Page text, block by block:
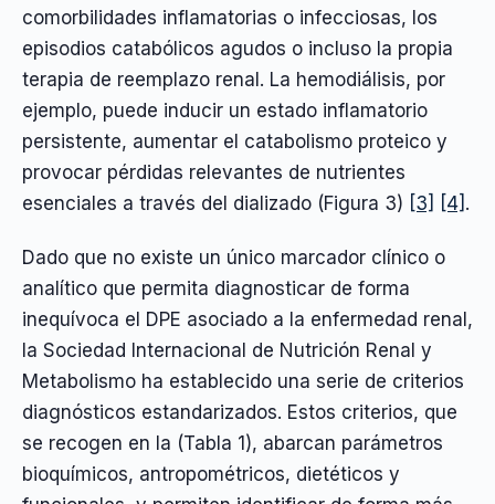
comorbilidades inflamatorias o infecciosas, los
episodios catabólicos agudos o incluso la propia
terapia de reemplazo renal. La hemodiálisis, por
ejemplo, puede inducir un estado inflamatorio
persistente, aumentar el catabolismo proteico y
provocar pérdidas relevantes de nutrientes
esenciales a través del dializado (Figura 3) [3] [4] .
Dado que no existe un único marcador clínico o
analítico que permita diagnosticar de forma
inequívoca el DPE asociado a la enfermedad renal,
la Sociedad Internacional de Nutrición Renal y
Metabolismo ha establecido una serie de criterios
diagnósticos estandarizados. Estos criterios, que
se recogen en la (Tabla 1), abarcan parámetros
bioquímicos, antropométricos, dietéticos y